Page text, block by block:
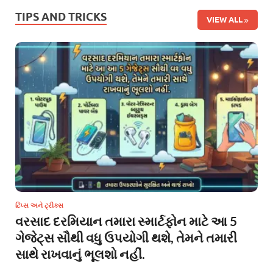
TIPS AND TRICKS VIEW ALL
ટિપ્સ અને ટ્રીક્સ
વરસાદ દરમિયાન તમારા સ્માર્ટફોન માટે આ 5
ગેજેટ્સ સૌથી વધુ ઉપયોગી થશે, તેમને તમારી
સાથે રાખવાનું ભૂલશો નહીં.